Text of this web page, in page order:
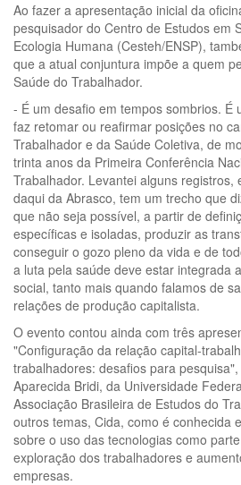
Ao fazer a apresentação inicial da
pesquisador do Centro de Estudos em
Ecologia Humana (Cesteh/ENSP),
que a atual conjuntura impõe a quem
Saúde do Trabalhador.
- É um desafio em tempos sombrios. É
faz retomar ou reafirmar posições no
Trabalhador e da Saúde Coletiva, de
trinta anos da Primeira Conferência
Trabalhador. Levantei alguns registros,
daqui da Abrasco, tem um trecho que
que não seja possível, a partir de
específicas e isoladas, produzir as
conseguir o gozo pleno da vida e de
a luta pela saúde deve estar integrada
social, tanto mais quando falamos de
relações de produção capitalista.
O evento contou ainda com três
"Configuração da relação capital-
trabalhadores: desafios para
Aparecida Bridi, da Universidade
Associação Brasileira de Estudos do
outros temas, Cida, como é conhecida
sobre o uso das tecnologias como
exploração dos trabalhadores e
empresas.